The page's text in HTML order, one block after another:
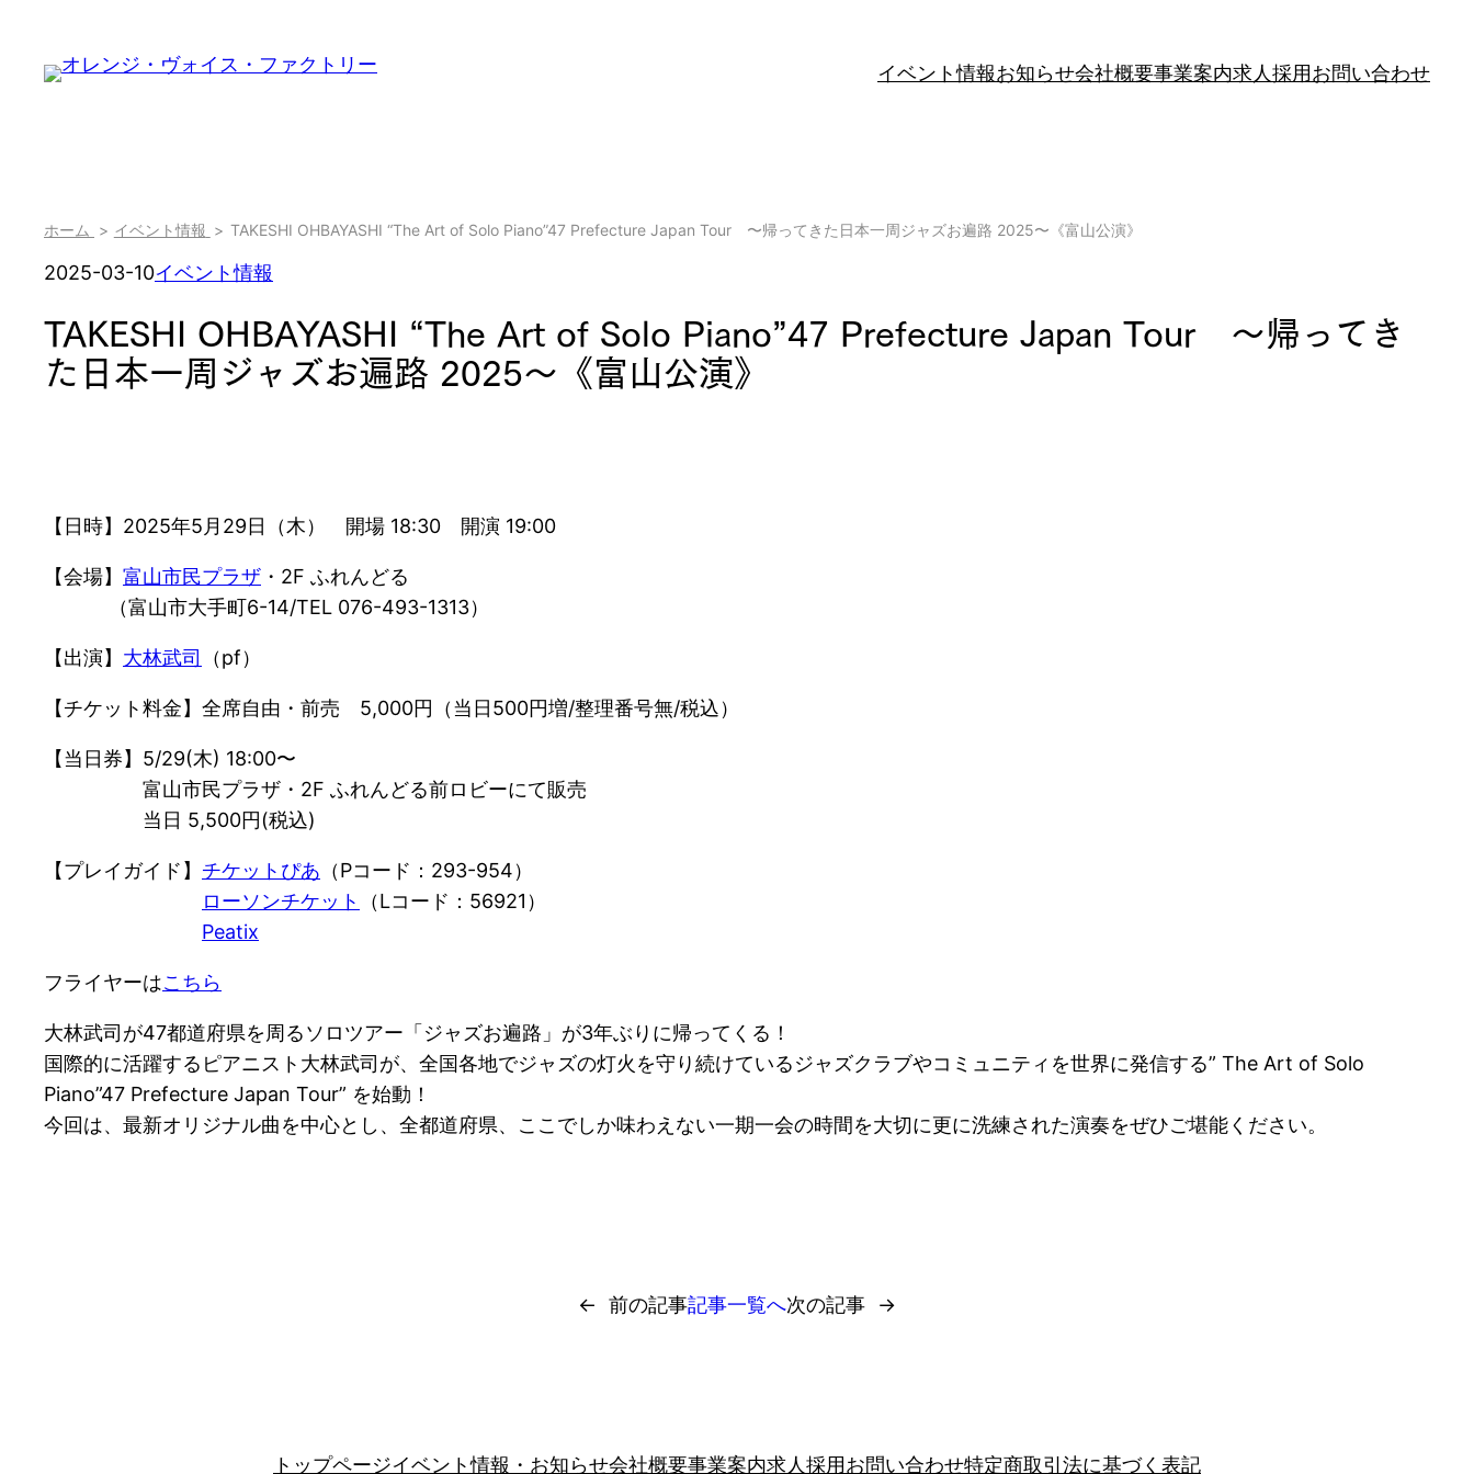
イベント情報お知らせ会社概要事業案内求人採用お問い合わせ
現
在
位
置
ホーム イベント情報 TAKESHI OHBAYASHI “The Art of Solo Piano”47 Prefecture Japan Tour 〜帰ってきた日本一周ジャズお遍路 2025〜《富山公演》
2025-03-10イベント情報
TAKESHI OHBAYASHI “The Art of Solo Piano”47 Prefecture Japan Tour 〜帰ってき
た日本一周ジャズお遍路 2025〜《富山公演》
【日時】2025年5月29日（木） 開場 18:30 開演 19:00
【会場】 富山市民プラザ ・2F ふれんどる
（富山市大手町6-14/TEL 076-493-1313）
【出演】 大林武司 （pf）
【チケット料金】全席自由・前売 5,000円（当日500円増/整理番号無/税込）
【当日券】5/29(木) 18:00〜
富山市民プラザ・2F ふれんどる前ロビーにて販売
当日 5,500円(税込)
【プレイガイド】 チケットぴあ （Pコード：293-954）
ローソンチケット
（Lコード：56921）
Peatix
フライヤーはこちら
大林武司が47都道府県を周るソロツアー「ジャズお遍路」が3年ぶりに帰ってくる！
国際的に活躍するピアニスト大林武司が、全国各地でジャズの灯火を守り続けているジャズクラブやコミュニティを世界に発信する” The Art of Solo
Piano”47 Prefecture Japan Tour” を始動！
今回は、最新オリジナル曲を中心とし、全都道府県、ここでしか味わえない一期一会の時間を大切に更に洗練された演奏をぜひご堪能ください。
← 前の記事記事一覧へ次の記事 →
トップページイベント情報・お知らせ会社概要事業案内求人採用お問い合わせ特定商取引法に基づく表記